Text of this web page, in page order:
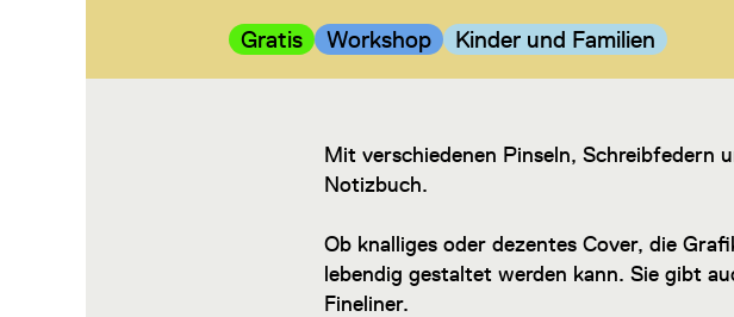
Kategorie:
Gratis Kategorie:
Workshop Kategorie:
Kinder und Familien
Mit verschiedenen Pinseln, Schreibfedern
Notizbuch.
Ob knalliges oder dezentes Cover, die
lebendig gestaltet werden kann. Sie gibt
Fineliner.